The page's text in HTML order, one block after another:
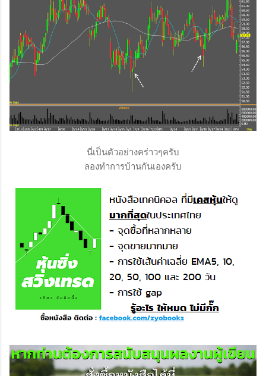
นี่เป็นตัวอย่างคร่าวๆครับ
ลองทำการบ้านกันเองครับ